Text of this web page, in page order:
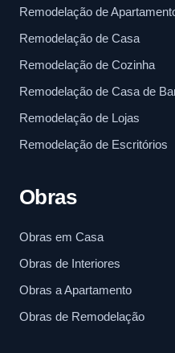
Remodelação de
Remodelação de Casa
Remodelação de Cozinha
Remodelação de Casa de
Remodelação de Lojas
Remodelação de Escritórios
Obras
Obras em Casa
Obras de Interiores
Obras a Apartamento
Obras de Remodelação